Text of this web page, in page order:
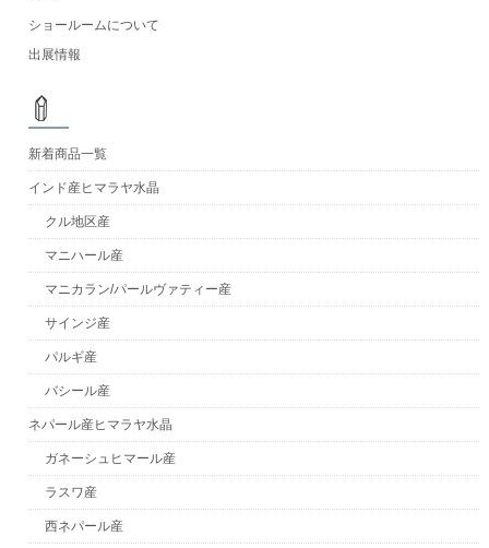
ショールームについて
出展情報
新着商品一覧
インド産ヒマラヤ水晶
クル地区産
マニハール産
マニカラン/パールヴァティー産
サインジ産
パルギ産
バシール産
ネパール産ヒマラヤ水晶
ガネーシュヒマール産
ラスワ産
西ネパール産